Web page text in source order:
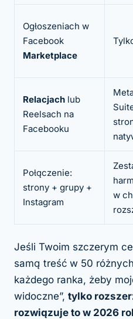
Ogłoszeniach w
Facebook
Marketplace
Relacjach lub
Reelsach na
Facebooku
Połączenie:
strony + grupy +
Instagram
w
Jeśli Twoim szczerym
samą treść w 50
każdego ranka, żeby
widoczne”, tylko
rozwiązuje to w 2026